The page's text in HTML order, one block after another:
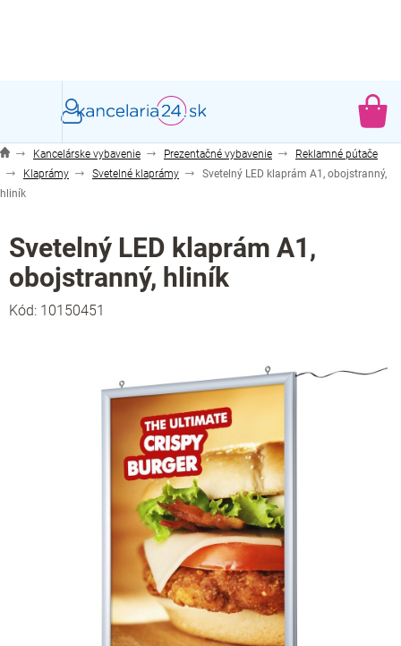
Kancelárske vybavenie Prezentačné vybavenie
Reklamné pútače
Klaprámy
Svetelné klaprámy
Svetelný LED klaprám A1, obojstranný,
hliník
Svetelný LED klaprám A1,
obojstranný, hliník
Kód: 10150451